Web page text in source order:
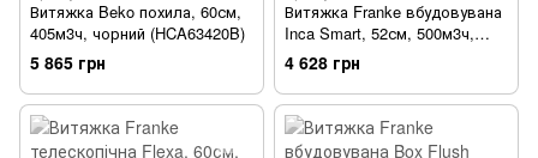
Витяжка Beko похила, 60см,
405м3ч, чорний (HCA63420B)
5 865 грн
Витяжка Franke вбудовувана
Inca Smart, 52см, 500м3ч,
FBI525BK, чорний матовий
(305.0680.919)
4 628 грн